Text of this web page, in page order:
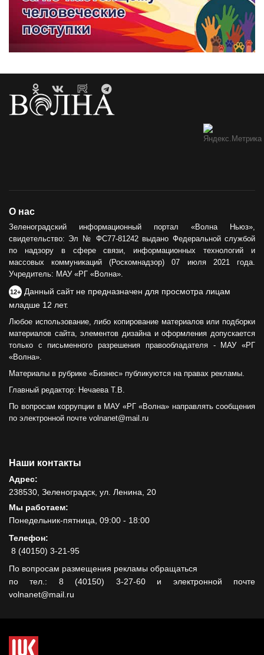
О нас
Зеленоградский информационный портал «Волна Ньюз»,
свидетельство: Эл № ФС77-81242 выдано Федеральной службой
по надзору в сфере связи, информационных технологий и
массовых коммуникаций (Роскомнадзор) 07 июля 2021 года.
Учредитель: МАУ «РГ «Волна».
12+ Данный сайт не предназначен для просмотра лицам
младше 12 лет.
Любое использование, либо копирование материалов или подборки
материалов сайта, элементов дизайна и оформления допускается
только с письменного разрешения правообладателя - МАУ «РГ
«Волна».
Материалы в рубрике «Бизнес» публикуются на правах рекламы.
Главный редактор: Нечаева Т.В.
По вопросам коррупции в МАУ «РГ «Волна» направлять сообщения
по электронной почте volnanet@mail.ru
Наши контакты
Адрес:
238530, Зеленоградск, ул. Ленина, 20
Мы работаем:
Понедельник-пятница, 09:00 - 18:00
Телефон:
8 (40150) 3-21-95
По вопросам размещения рекламы обращаться
по тел.: 8 (40150) 3-27-60 и электронной почте
volnanet@mail.ru